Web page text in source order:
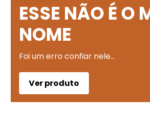
ESSE NÃO É O
NOME
Foi um erro confiar nele…
Ver produto